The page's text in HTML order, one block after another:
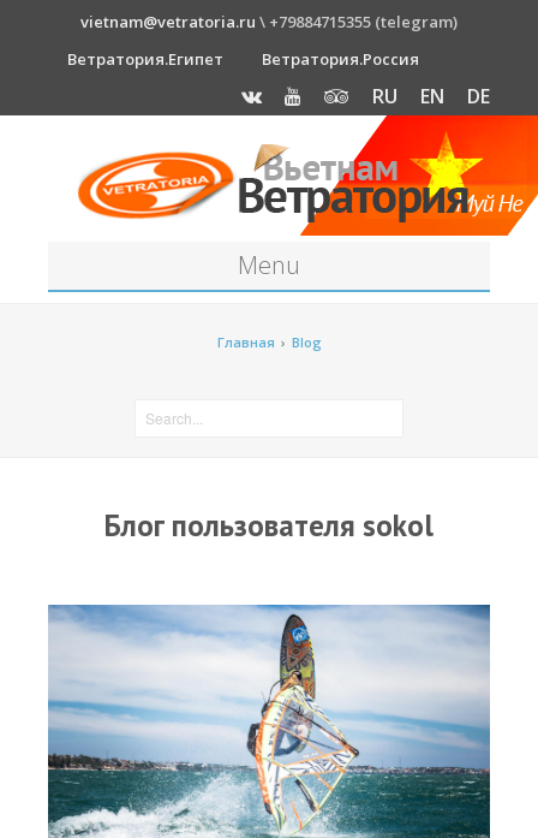
vietnam@vetratoria.ru \ +79884715355 (telegram)
Ветратория.Египет
Ветратория.Россия
RU EN DE
Menu
Новости
Медиа
Фото
Видео
Места катания
Главная › Blog
Блог пользователя sokol